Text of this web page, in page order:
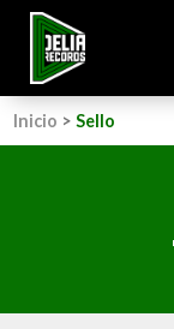
Inicio >Sello